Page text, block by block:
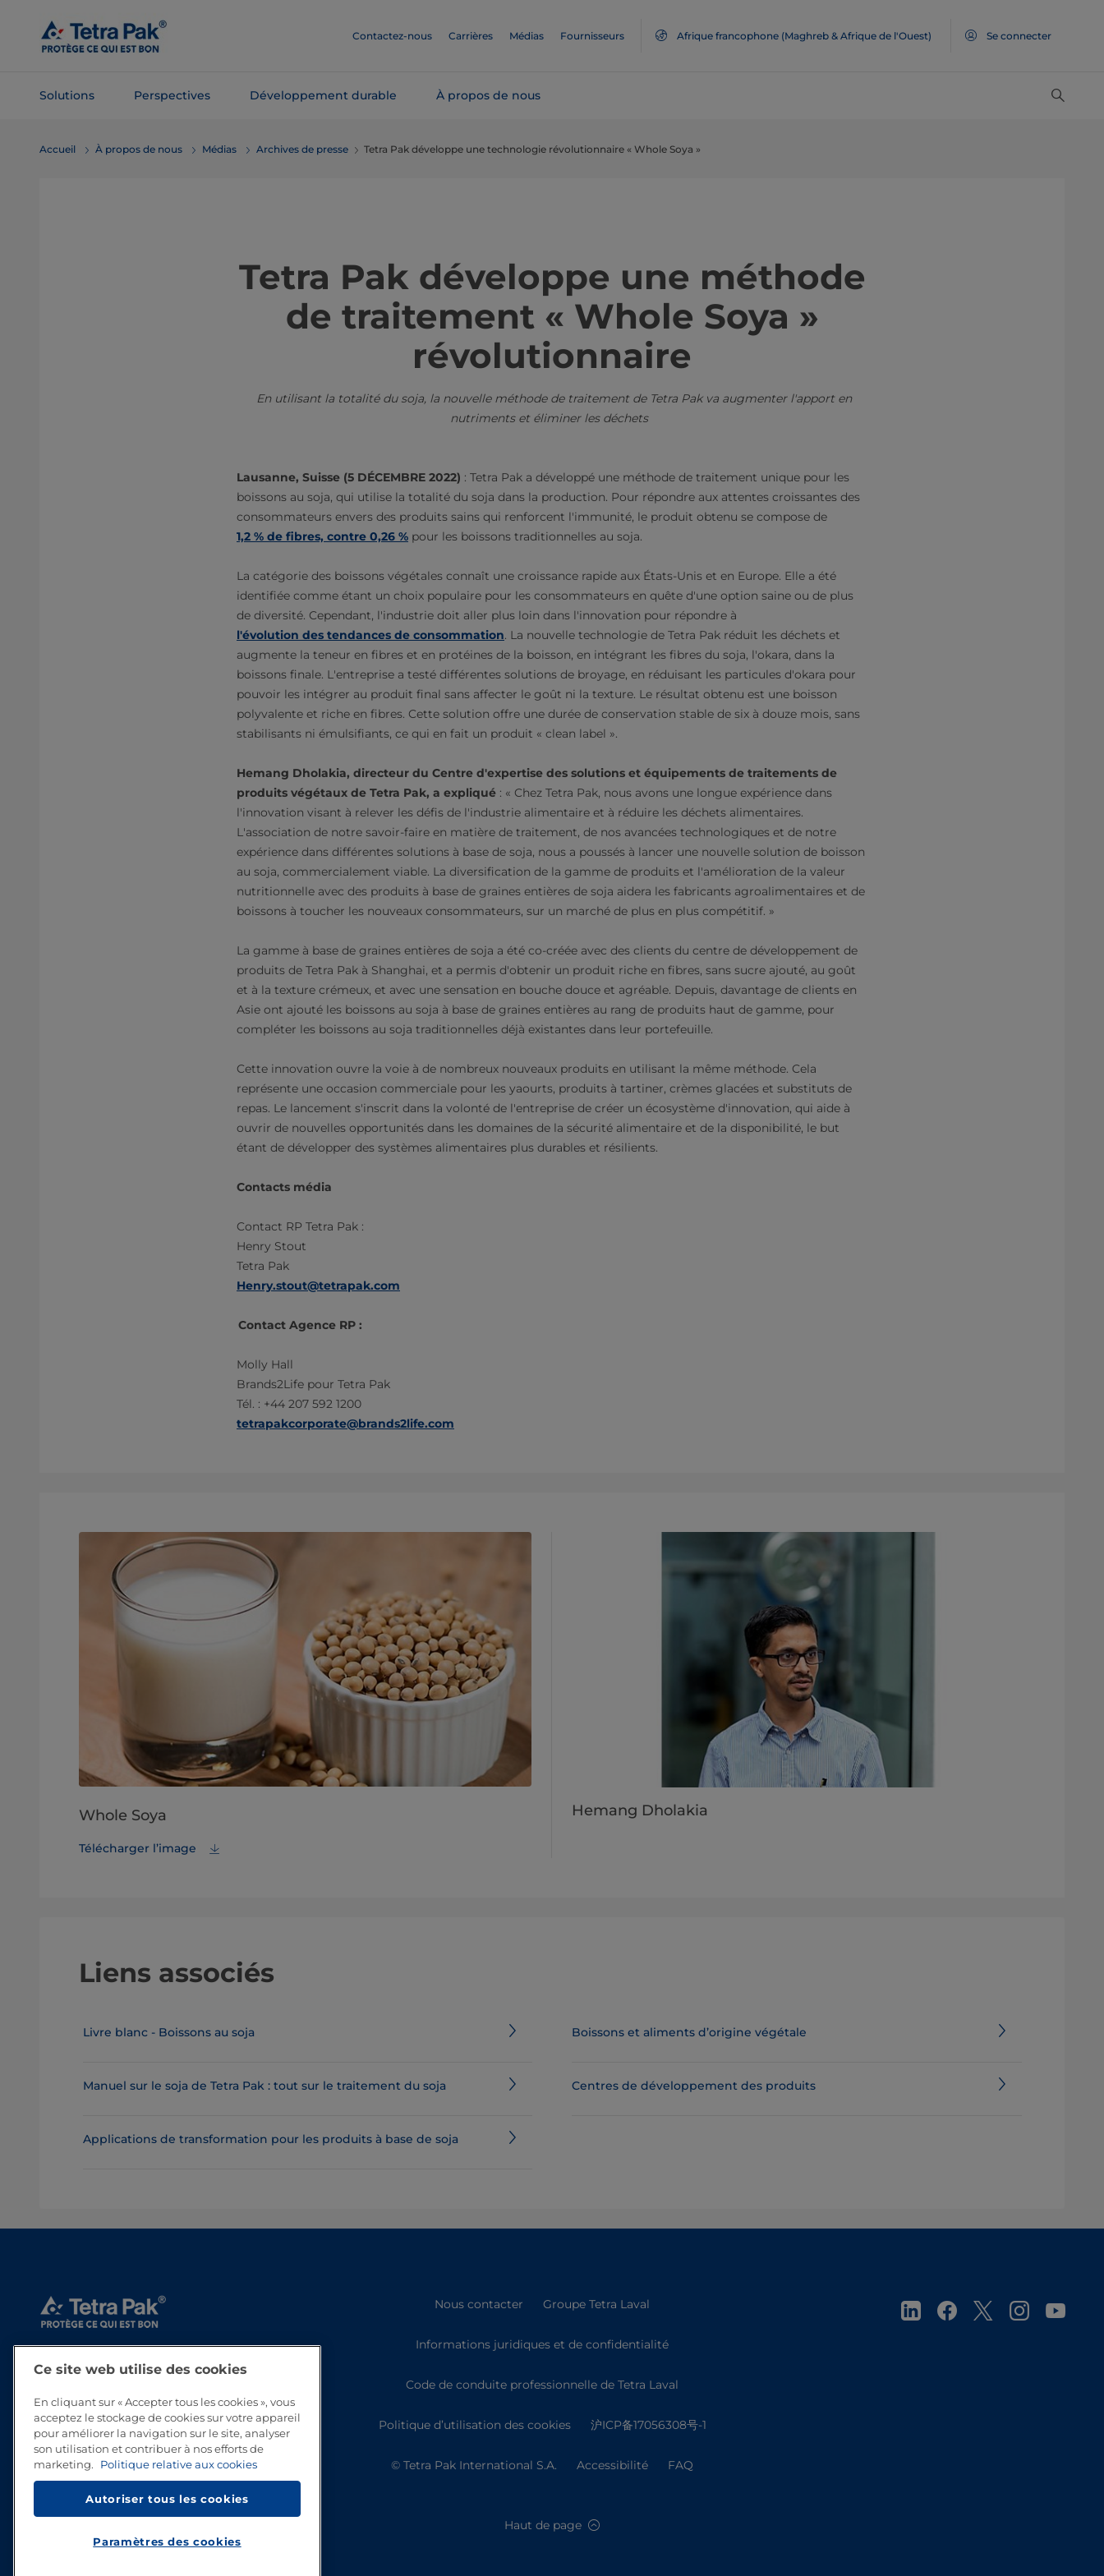
contenu
Contactez-nous Carrières Médias Fournisseurs Afrique francophone (Maghreb & Afrique de l'Ouest) Se connecter
Solutions Perspectives Développement durable À propos de nous
navigation
Accueil À propos de nous Médias Archives de presse Tetra Pak développe une technologie révolutionnaire « Whole Soya »
Tetra Pak développe une méthode
de traitement « Whole Soya »
révolutionnaire
En utilisant la totalité du soja, la nouvelle méthode de traitement de Tetra Pak va augmenter l'apport en
nutriments et éliminer les déchets
Lausanne, Suisse (5 DÉCEMBRE 2022) : Tetra Pak a développé une méthode de traitement unique pour les
boissons au soja, qui utilise la totalité du soja dans la production. Pour répondre aux attentes croissantes des
consommateurs envers des produits sains qui renforcent l'immunité, le produit obtenu se compose de
1,2 % de fibres, contre 0,26 % pour les boissons traditionnelles au soja.
La catégorie des boissons végétales connaît une croissance rapide aux États-Unis et en Europe. Elle a été
identifiée comme étant un choix populaire pour les consommateurs en quête d'une option saine ou de plus
de diversité. Cependant, l'industrie doit aller plus loin dans l'innovation pour répondre à
l'évolution des tendances de consommation. La nouvelle technologie de Tetra Pak réduit les déchets et
augmente la teneur en fibres et en protéines de la boisson, en intégrant les fibres du soja, l'okara, dans la
boissons finale. L'entreprise a testé différentes solutions de broyage, en réduisant les particules d'okara pour
pouvoir les intégrer au produit final sans affecter le goût ni la texture. Le résultat obtenu est une boisson
polyvalente et riche en fibres. Cette solution offre une durée de conservation stable de six à douze mois, sans
stabilisants ni émulsifiants, ce qui en fait un produit « clean label ».
Hemang Dholakia, directeur du Centre d'expertise des solutions et équipements de traitements de
produits végétaux de Tetra Pak, a expliqué : « Chez Tetra Pak, nous avons une longue expérience dans
l'innovation visant à relever les défis de l'industrie alimentaire et à réduire les déchets alimentaires.
L'association de notre savoir-faire en matière de traitement, de nos avancées technologiques et de notre
expérience dans différentes solutions à base de soja, nous a poussés à lancer une nouvelle solution de boisson
au soja, commercialement viable. La diversification de la gamme de produits et l'amélioration de la valeur
nutritionnelle avec des produits à base de graines entières de soja aidera les fabricants agroalimentaires et de
boissons à toucher les nouveaux consommateurs, sur un marché de plus en plus compétitif. »
La gamme à base de graines entières de soja a été co-créée avec des clients du centre de développement de
produits de Tetra Pak à Shanghai, et a permis d'obtenir un produit riche en fibres, sans sucre ajouté, au goût
et à la texture crémeux, et avec une sensation en bouche douce et agréable. Depuis, davantage de clients en
Asie ont ajouté les boissons au soja à base de graines entières au rang de produits haut de gamme, pour
compléter les boissons au soja traditionnelles déjà existantes dans leur portefeuille.
Cette innovation ouvre la voie à de nombreux nouveaux produits en utilisant la même méthode. Cela
représente une occasion commerciale pour les yaourts, produits à tartiner, crèmes glacées et substituts de
repas. Le lancement s'inscrit dans la volonté de l'entreprise de créer un écosystème d'innovation, qui aide à
ouvrir de nouvelles opportunités dans les domaines de la sécurité alimentaire et de la disponibilité, le but
étant de développer des systèmes alimentaires plus durables et résilients.
Contacts média
Contact RP Tetra Pak :
Henry Stout
Tetra Pak
Henry.stout@tetrapak.com
Contact Agence RP :
Molly Hall
Brands2Life pour Tetra Pak
Tél. : +44 207 592 1200
tetrapakcorporate@brands2life.com
Whole Soya
Télécharger l’image
Hemang Dholakia
Liens associés
Livre blanc - Boissons au soja
Manuel sur le soja de Tetra Pak : tout sur le traitement du soja
Applications de transformation pour les produits à base de soja
Boissons et aliments d’origine végétale
Centres de développement des produits
Nous contacter Groupe Tetra Laval
Informations juridiques et de confidentialité
Code de conduite professionnelle de Tetra Laval
Politique d’utilisation des cookies 沪ICP备17056308号-1
© Tetra Pak International S.A. Accessibilité FAQ
Haut de page
Ce site web utilise des cookies
En cliquant sur « Accepter tous les cookies », vous
acceptez le stockage de cookies sur votre appareil
pour améliorer la navigation sur le site, analyser
son utilisation et contribuer à nos efforts de
marketing.
Politique relative aux cookies
Autoriser tous les cookies
Paramètres des cookies